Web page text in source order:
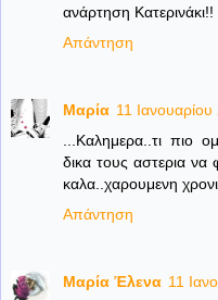
ανάρτηση Κατερινάκι!!
Απάντηση
Μαρία 11
...Kαλημερα..τι πιο
δικα τους αστερια
καλα..χαρουμενη
Απάντηση
Μαρία Έλενα 11